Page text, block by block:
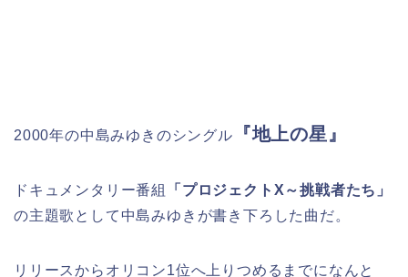
2000年の中島みゆきのシングル 『地上の星』
ドキュメンタリー番組
「プロジェクトX～挑戦者たち」
の主題歌として中島みゆきが書き下ろした曲だ。
リリースからオリコン1位へ上りつめるまでになんと